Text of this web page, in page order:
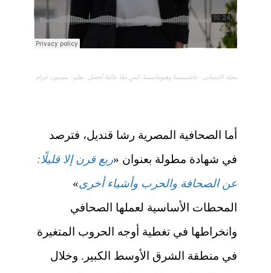
مجلة الإنساني · فاشينيستا وهيومانيستا: لنبنِ معًا عالمًا أفضل. بقلم : ميسون عزام
أما الصحافية المصرية رشا قنديل، فترصد
في شهادة مطولة بعنوان «ربع قرن إلا قليلًا:
عن الصحافة والحرب وأشياء أخرى»
المحطات الأساسية لعملها الصحافي
وانخراطها في تغطية أوجه الحروب المتغيرة
في منطقة الشرق الأوسط الكبير. وخلال